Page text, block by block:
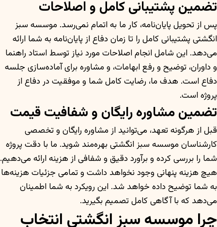
تضمین پشتیبانی کامل و اصلاحات
پس از تحویل پایان‌نامه، کار ما به اتمام نمی‌رسد. موسسه سبز
انگشتی پشتیبانی کامل را تا زمان دفاع از پایان‌نامه به شما ارائه
می‌دهد. این شامل انجام اصلاحات مورد نیاز توسط استاد راهنما
و داوران، توضیح و رفع ابهامات، و مشاوره برای آماده‌سازی جلسه
دفاع است. هدف ما، رضایت کامل شما و موفقیت در دفاع از
پروژه است.
تضمین مشاوره رایگان و شفافیت قیمت
قبل از هرگونه تعهد، می‌توانید از مشاوره رایگان و تخصصی
کارشناسان موسسه سبز انگشتی بهره‌مند شوید. ما با دقت پروژه
شما را بررسی کرده و برآورد دقیق و شفافی از هزینه ارائه می‌دهیم.
هیچ هزینه‌ پنهانی وجود نخواهد داشت و تمامی جزئیات هزینه‌ها
به شما توضیح داده خواهد شد. این رویکرد به شما اطمینان
می‌دهد که با آگاهی کامل تصمیم بگیرید.
چرا موسسه سبز انگشتی انتخاب